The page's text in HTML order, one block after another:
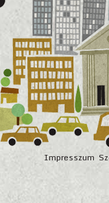
Impresszum